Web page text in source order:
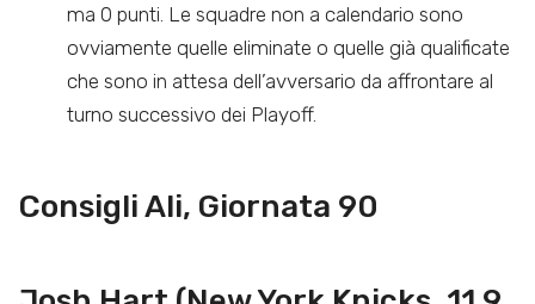
ma 0 punti. Le squadre non a calendario sono
ovviamente quelle eliminate o quelle già qualificate
che sono in attesa dell’avversario da affrontare al
turno successivo dei Playoff.
Consigli Ali, Giornata 90